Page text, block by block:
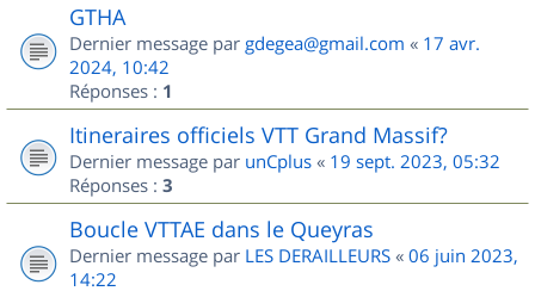
GTHA
Dernier message par gdegea@gmail.com « 17 avr.
2024, 10:42
Réponses : 1
Itineraires officiels VTT Grand Massif?
Dernier message par unCplus « 19 sept. 2023, 05:32
Réponses : 3
Boucle VTTAE dans le Queyras
Dernier message par LES DERAILLEURS « 06 juin 2023,
14:22